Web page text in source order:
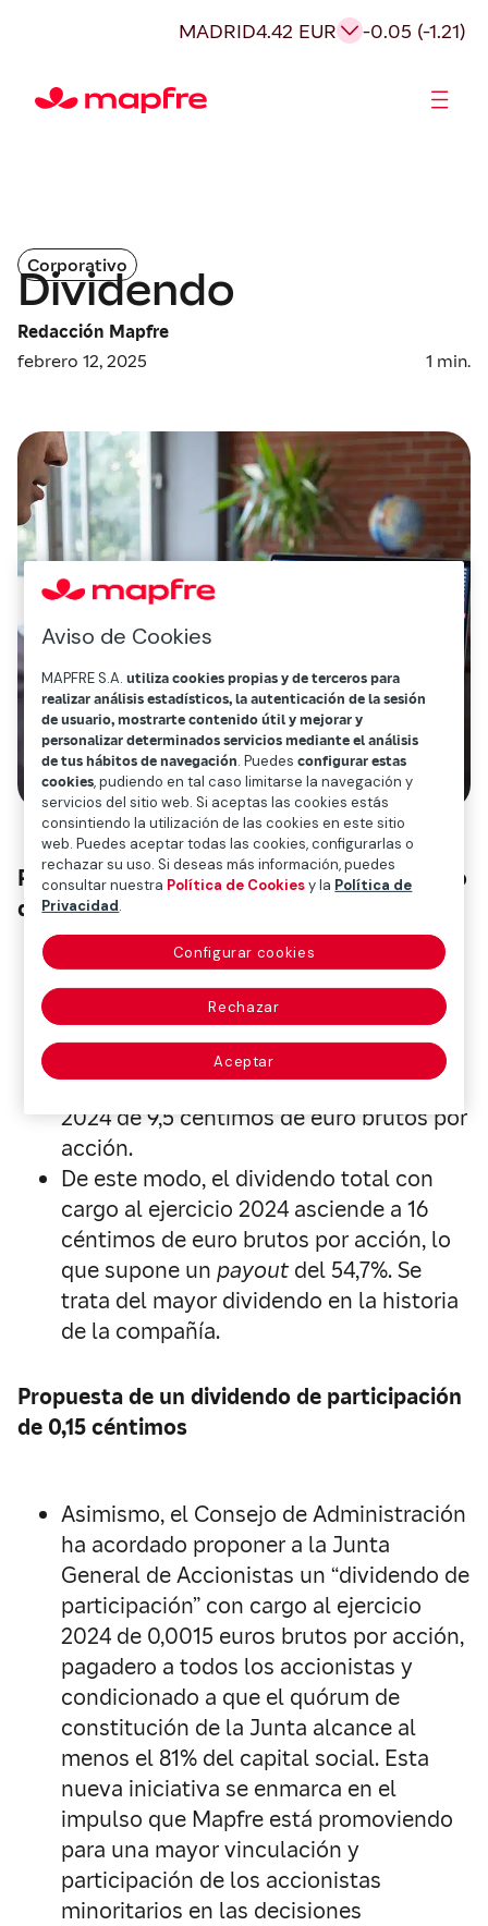
MADRID4.42 EUR -0.05 (-1.21)
Corporativo
Dividendo
Redacción Mapfre
febrero 12, 2025
1 min.
Propuesta de un dividendo complementario
de 9,5 céntimos
El Consejo de Administración ha
acordado proponer a la Junta General
de Accionistas un dividendo
complementario con cargo al ejercicio
2024 de 9,5 céntimos de euro brutos por
acción.
De este modo, el dividendo total con
cargo al ejercicio 2024 asciende a 16
céntimos de euro brutos por acción, lo
que supone un payout del 54,7%. Se
trata del mayor dividendo en la historia
de la compañía.
Propuesta de un dividendo de participación
de 0,15 céntimos
Asimismo, el Consejo de Administración
ha acordado proponer a la Junta
General de Accionistas un “dividendo de
participación” con cargo al ejercicio
2024 de 0,0015 euros brutos por acción,
pagadero a todos los accionistas y
condicionado a que el quórum de
constitución de la Junta alcance al
menos el 81% del capital social. Esta
nueva iniciativa se enmarca en el
impulso que Mapfre está promoviendo
para una mayor vinculación y
participación de los accionistas
minoritarios en las decisiones
Aviso de Cookies
MAPFRE S.A.utiliza cookies propias y de terceros para
realizar análisis estadísticos, la autenticación de la sesión
de usuario, mostrarte contenido útil y mejorar y
personalizar determinados servicios mediante el análisis
de tus hábitos de navegación. Puedesconfigurar estas
cookies, pudiendo en tal caso limitarse la navegación y
servicios del sitio web. Si aceptas las cookies estás
consintiendo la utilización de las cookies en este sitio
web. Puedes aceptar todas las cookies, configurarlas o
rechazar su uso. Si deseas más información, puedes
consultar nuestra Política de Cookiesy la Política de
Privacidad.
Configurar cookies
Rechazar
Aceptar